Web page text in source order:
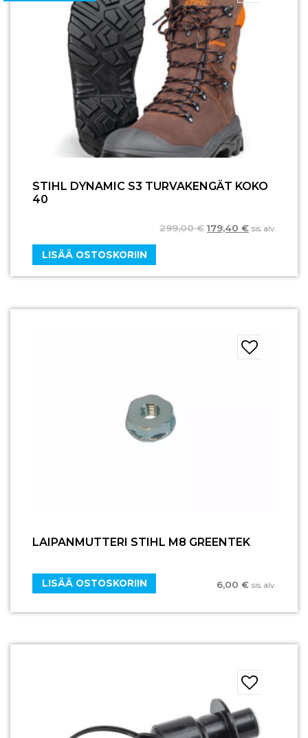
STIHL DYNAMIC S3 TURVAKENGÄT KOKO
40
299,00€ 179,40 € sis. alv.
LISÄÄ OSTOSKORIIN
LAIPANMUTTERI STIHL M8 GREENTEK
6,00 € sis. alv.
LISÄÄ OSTOSKORIIN